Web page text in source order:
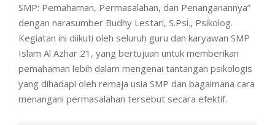
SMP: Pemahaman, Permasalahan, dan Penanganannya”
dengan narasumber Budhy Lestari, S.Psi., Psikolog.
Kegiatan ini diikuti oleh seluruh guru dan karyawan SMP
Islam Al Azhar 21, yang bertujuan untuk memberikan
pemahaman lebih dalam mengenai tantangan psikologis
yang dihadapi oleh remaja usia SMP dan bagaimana cara
menangani permasalahan tersebut secara efektif.